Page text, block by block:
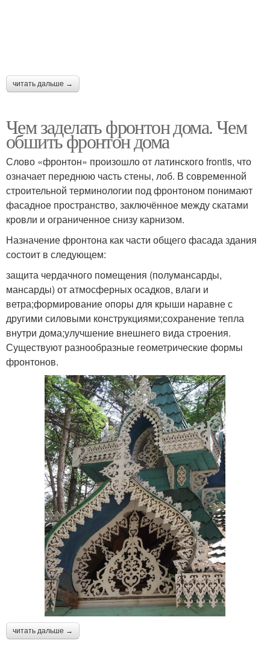
читать дальше →
Чем заделать фронтон дома. Чем
обшить фронтон дома
Слово «фронтон» произошло от латинского frontis, что
означает переднюю часть стены, лоб. В современной
строительной терминологии под фронтоном понимают
фасадное пространство, заключённое между скатами
кровли и ограниченное снизу карнизом.
Назначение фронтона как части общего фасада здания
состоит в следующем:
защита чердачного помещения (полумансарды,
мансарды) от атмосферных осадков, влаги и
ветра;формирование опоры для крыши наравне с
другими силовыми конструкциями;сохранение тепла
внутри дома;улучшение внешнего вида строения.
Существуют разнообразные геометрические формы
фронтонов.
читать дальше →